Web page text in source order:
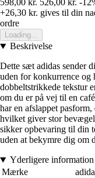
598,00 kr. 526,00 kr. -
+26,30 kr. gives til din
ordre
Loading...
Beskrivelse
Dette sæt adidas sender
uden for konkurrence og
dobbeltstrikkede tekstur
om du er på vej til en
har en afslappet
hvilket giver stor
sikker opbevaring til din
uden at bekymre dig om
Yderligere information
Mærke